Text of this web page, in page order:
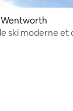
la base de 38
Wentworth
ski moderne et